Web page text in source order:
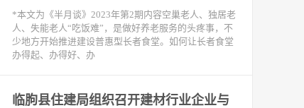
*本文为《半月谈》2023年第2期内容空巢老人、独居老
人、失能老人“吃饭难”，是做好养老服务的头疼事，不
少地方开始推进建设普惠型长者食堂。如何让长者食堂
办得起、办得好、办
临朐县住建局组织召开建材行业企业与